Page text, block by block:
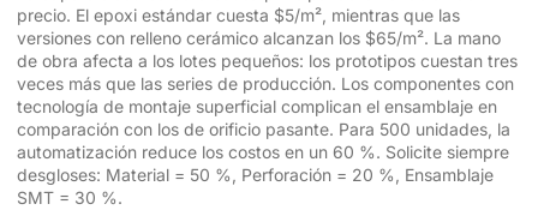
precio. El epoxi estándar cuesta $5/m², mientras que las
versiones con relleno cerámico alcanzan los $65/m². La mano
de obra afecta a los lotes pequeños: los prototipos cuestan tres
veces más que las series de producción. Los componentes con
tecnología de montaje superficial complican el ensamblaje en
comparación con los de orificio pasante. Para 500 unidades, la
automatización reduce los costos en un 60 %. Solicite siempre
desgloses: Material = 50 %, Perforación = 20 %, Ensamblaje
SMT = 30 %.